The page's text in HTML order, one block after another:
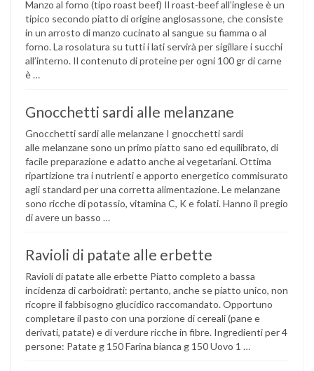
Manzo al forno (tipo roast beef) Il roast-beef all’inglese è un
tipico secondo piatto di origine anglosassone, che consiste
in un arrosto di manzo cucinato al sangue su fiamma o al
forno. La rosolatura su tutti i lati servirà per sigillare i succhi
all’interno. Il contenuto di proteine per ogni 100 gr di carne
è …
Gnocchetti sardi alle melanzane
Gnocchetti sardi alle melanzane I gnocchetti sardi
alle melanzane sono un primo piatto sano ed equilibrato, di
facile preparazione e adatto anche ai vegetariani. Ottima
ripartizione tra i nutrienti e apporto energetico commisurato
agli standard per una corretta alimentazione. Le melanzane
sono ricche di potassio, vitamina C, K e folati. Hanno il pregio
di avere un basso …
Ravioli di patate alle erbette
Ravioli di patate alle erbette Piatto completo a bassa
incidenza di carboidrati: pertanto, anche se piatto unico, non
ricopre il fabbisogno glucidico raccomandato. Opportuno
completare il pasto con una porzione di cereali (pane e
derivati, patate) e di verdure ricche in fibre. Ingredienti per 4
persone: Patate g 150 Farina bianca g 150 Uovo 1 …